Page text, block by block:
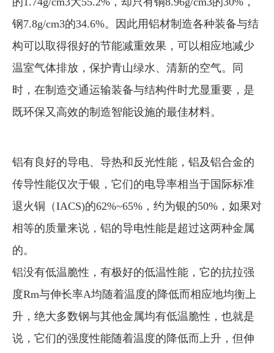
钢7.8g/cm3的34.6%。因此用铝材制造各种装备与结
构可以取得很好的节能减重效果，可以相应地减少
温室气体排放，保护青山绿水、清新的空气。同
时，在制造交通运输装备与结构件时尤显重要，是
既环保又高效的制造智能设施的最佳材料。
铝有良好的导电、导热和反光性能，铝及铝合金的
传导性能仅次于银，它们的电导率相当于国际标准
退火铜（IACS)的62%~65%，约为银的50%，如果对
相等的质量来说，铝的导电性能是超过这两种金属
的。
铝没有低温脆性，有极好的低温性能，它的抗拉强
度Rm与伸长率A均随着温度的降低而相应地均衡上
升，绝大多数钢与其他金属均有低温脆性，也就是
说，它们的强度性能随着温度的降低而上升，但伸